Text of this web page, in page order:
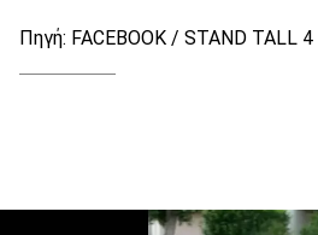
Πηγή: FACEBOOK / STAND TALL